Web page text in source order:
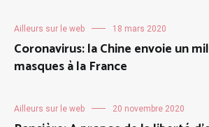
Ailleurs sur le web 18 mars 2020
Coronavirus: la Chine envoie un
masques à la France
Ailleurs sur le web 20 novembre 2020